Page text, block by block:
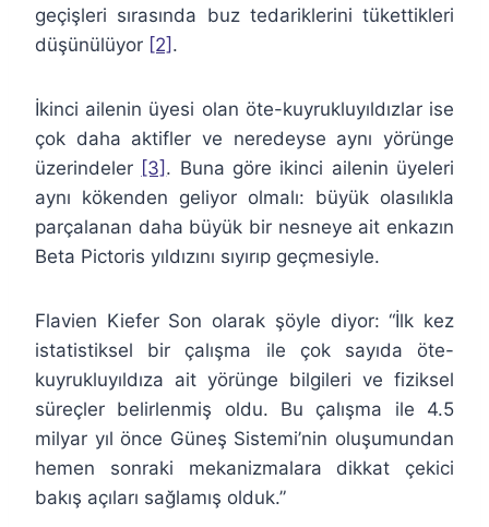
geçişleri sırasında buz tedariklerini tükettikleri
düşünülüyor [2] .
İkinci ailenin üyesi olan öte-kuyrukluyıldızlar ise
çok daha aktifler ve neredeyse aynı yörünge
üzerindeler [3] . Buna göre ikinci ailenin üyeleri
aynı kökenden geliyor olmalı: büyük olasılıkla
parçalanan daha büyük bir nesneye ait enkazın
Beta Pictoris yıldızını sıyırıp geçmesiyle.
Flavien Kiefer Son olarak şöyle diyor: “İlk kez
istatistiksel bir çalışma ile çok sayıda öte-
kuyrukluyıldıza ait yörünge bilgileri ve fiziksel
süreçler belirlenmiş oldu. Bu çalışma ile 4.5
milyar yıl önce Güneş Sistemi’nin oluşumundan
hemen sonraki mekanizmalara dikkat çekici
bakış açıları sağlamış olduk.”